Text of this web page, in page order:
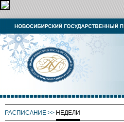
РАСПИСАНИЕ >> НЕДЕЛИ